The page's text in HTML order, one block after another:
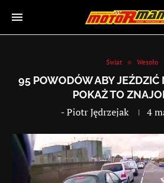
Świat Wesoło
95 POWODÓW ABY
POKAŻ TO
-Piotr Jędrzejak 4